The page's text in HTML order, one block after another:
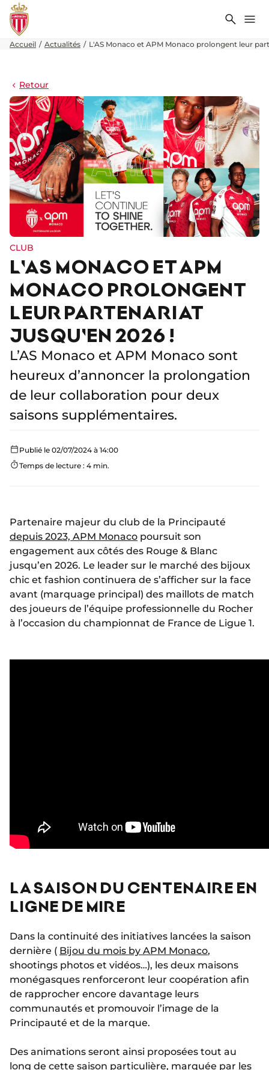
Accueil Actualités L'AS Monaco et APM Monaco prolongent leur
Retour
CLUB
L'AS MONACO ET APM
MONACO PROLONGENT
LEUR PARTENARIAT
JUSQU'EN 2026 !
L’AS Monaco et APM Monaco sont
heureux d’annoncer la prolongation
de leur collaboration pour deux
saisons supplémentaires.
Publié le 02/07/2024 à 14:00
Temps de lecture : 4 min.
Partenaire majeur du club de la Principauté
depuis 2023, APM Monaco poursuit son
engagement aux côtés des Rouge & Blanc
jusqu’en 2026. Le leader sur le marché des bijoux
chic et fashion continuera de s’afficher sur la face
avant (marquage principal) des maillots de match
des joueurs de l’équipe professionnelle du Rocher
à l’occasion du championnat de France de Ligue 1.
LA SAISON DU CENTENAIRE EN
LIGNE DE MIRE
Dans la continuité des initiatives lancées la saison
dernière ( Bijou du mois by APM Monaco,
shootings photos et vidéos…), les deux maisons
monégasques renforceront leur coopération afin
de rapprocher encore davantage leurs
communautés et promouvoir l’image de la
Principauté et de la marque.
Des animations seront ainsi proposées tout au
long de cette saison particulière, marquée par les